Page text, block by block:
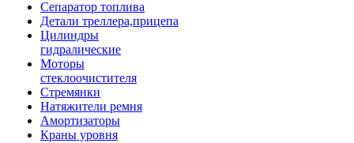
Сепаратор топлива
Детали треллера,прицепа
Цилиндры
гидралические
Моторы
стеклоочистителя
Стремянки
Натяжители ремня
Амортизаторы
Краны уровня